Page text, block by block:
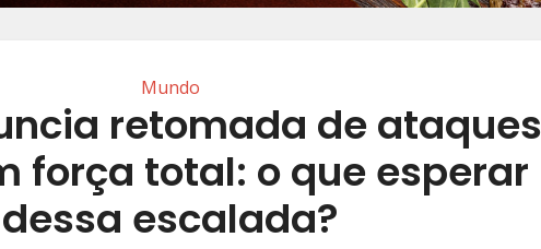
Mundo
retomada de ataques
força total: o que esperar
dessa escalada?